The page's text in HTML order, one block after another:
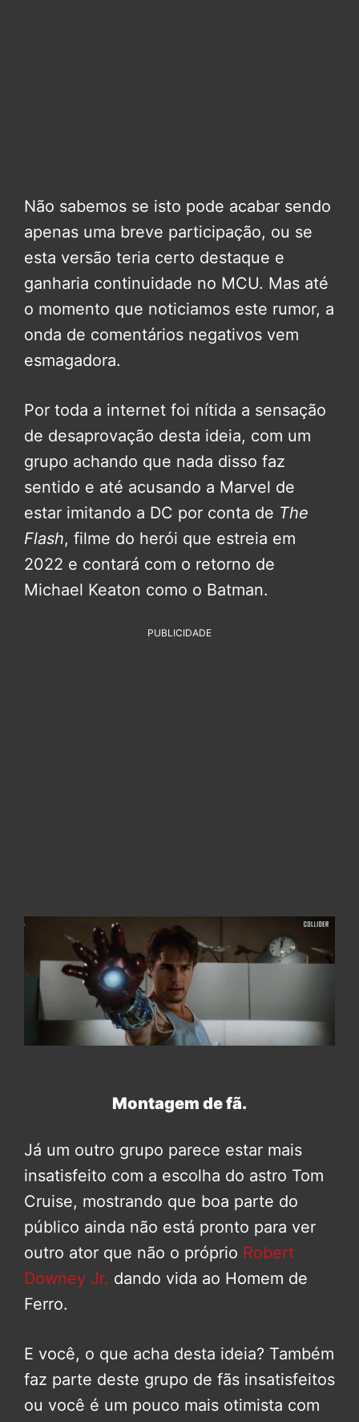
Não sabemos se isto pode acabar sendo
apenas uma breve participação, ou se
esta versão teria certo destaque e
ganharia continuidade no MCU. Mas até
o momento que noticiamos este rumor, a
onda de comentários negativos vem
esmagadora.
Por toda a internet foi nítida a sensação
de desaprovação desta ideia, com um
grupo achando que nada disso faz
sentido e até acusando a Marvel de
estar imitando a DC por conta de The
Flash, filme do herói que estreia em
2022 e contará com o retorno de
Michael Keaton como o Batman.
PUBLICIDADE
Montagem de fã.
Já um outro grupo parece estar mais
insatisfeito com a escolha do astro Tom
Cruise, mostrando que boa parte do
público ainda não está pronto para ver
outro ator que não o próprio Robert
Downey Jr. dando vida ao Homem de
Ferro.
E você, o que acha desta ideia? Também
faz parte deste grupo de fãs insatisfeitos
ou você é um pouco mais otimista com